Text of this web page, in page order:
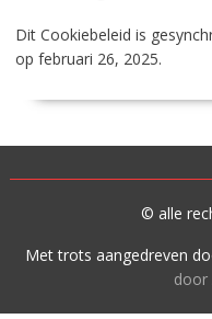
Dit Cookiebeleid is
op februari 26, 2025.
© alle
Met trots aangedreven
door